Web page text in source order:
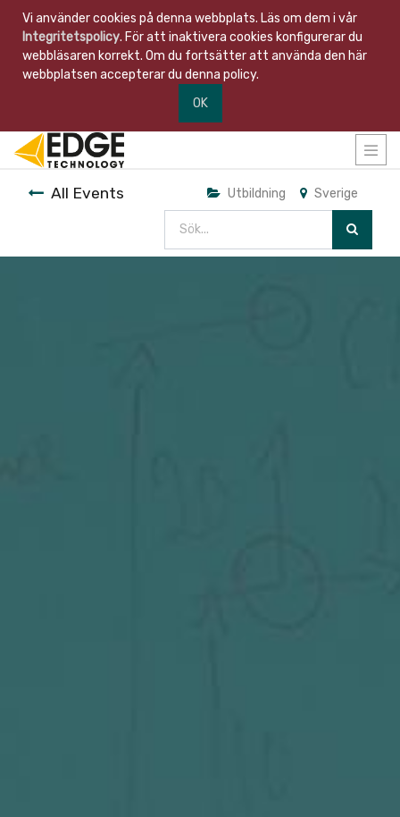
Vi använder cookies på denna webbplats. Läs om dem i vår
Integritetspolicy. För att inaktivera cookies konfigurerar du
webbläsaren korrekt. Om du fortsätter att använda den här
webbplatsen accepterar du denna policy.
OK
All Events Utbildning Sverige